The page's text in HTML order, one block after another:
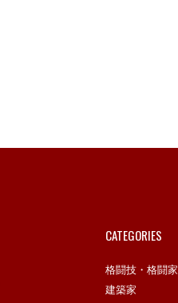
CATEGORIES
格闘技・格闘家
建築家